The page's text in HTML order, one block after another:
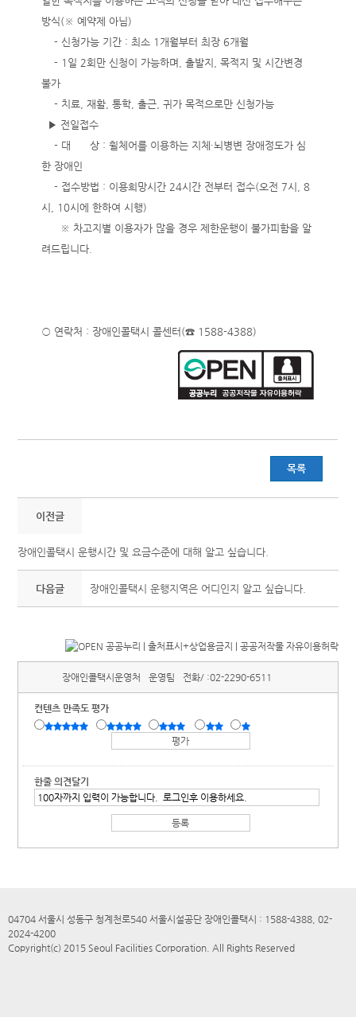
방식(※ 예약제 아님)
- 신청가능 기간 : 최소 1개월부터 최장 6개월
- 1일 2회만 신청이 가능하며, 출발지, 목적지 및 시간변경
불가
- 치료, 재활, 통학, 출근, 귀가 목적으로만 신청가능
▶ 전일접수
- 대 상 : 휠체어를 이용하는 지체·뇌병변 장애정도가 심
한 장애인
- 접수방법 : 이용희망시간 24시간 전부터 접수(오전 7시, 8
시, 10시에 한하여 시행)
※ 차고지별 이용자가 많을 경우 제한운행이 불가피함을 알
려드립니다.
○ 연락처 : 장애인콜택시 콜센터(☎ 1588-4388)
목록
이전글
장애인콜택시 운행시간 및 요금수준에 대해 알고 싶습니다.
다음글 장애인콜택시 운행지역은 어디인지 알고 싶습니다.
장애인콜택시운영처 운영팀 전화/ :02-2290-6511
컨텐츠 만족도 평가
한줄 의견달기
04704 서울시 성동구 청계천로540 서울시설공단 장애인콜택시 : 1588-4388, 02-
2024-4200
Copyright(c) 2015 Seoul Facilities Corporation. All Rights Reserved